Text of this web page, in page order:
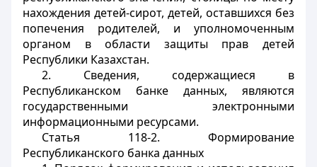
нахождения детей-сирот, детей, оставшихся без
попечения родителей, и уполномоченным
органом в области защиты прав детей
Республики Казахстан.
2. Сведения, содержащиеся в
Республиканском банке данных, являются
государственными электронными
информационными ресурсами.
Статья 118-2. Формирование
Республиканского банка данных